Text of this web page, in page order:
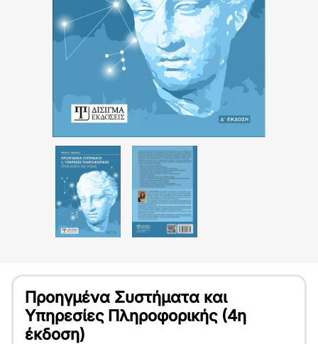
Προηγμένα Συστήματα και
Υπηρεσίες Πληροφορικής (4η
έκδοση)